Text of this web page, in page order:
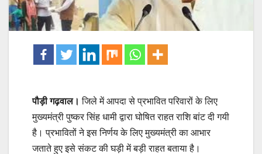
पौड़ी गढ़वाल।जिले में आपदा से प्रभावित परिवारों के लिए
मुख्यमंत्री पुष्कर सिंह धामी द्वारा घोषित राहत राशि बांट दी गयी
है। प्रभावितों ने इस निर्णय के लिए मुख्यमंत्री का आभार
जताते हुए इसे संकट की घड़ी में बड़ी राहत बताया है।